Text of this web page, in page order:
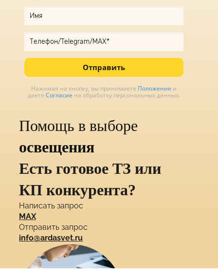
Отправить
Нажимая на кнопку, вы принимаете Положение и
даете Согласие на обработку персональных данных.
Помощь в выборе
освещения
Есть готовое ТЗ или
КП конкурента?
Написать запрос
MAX
Отправить запрос
info@ardasvet.ru